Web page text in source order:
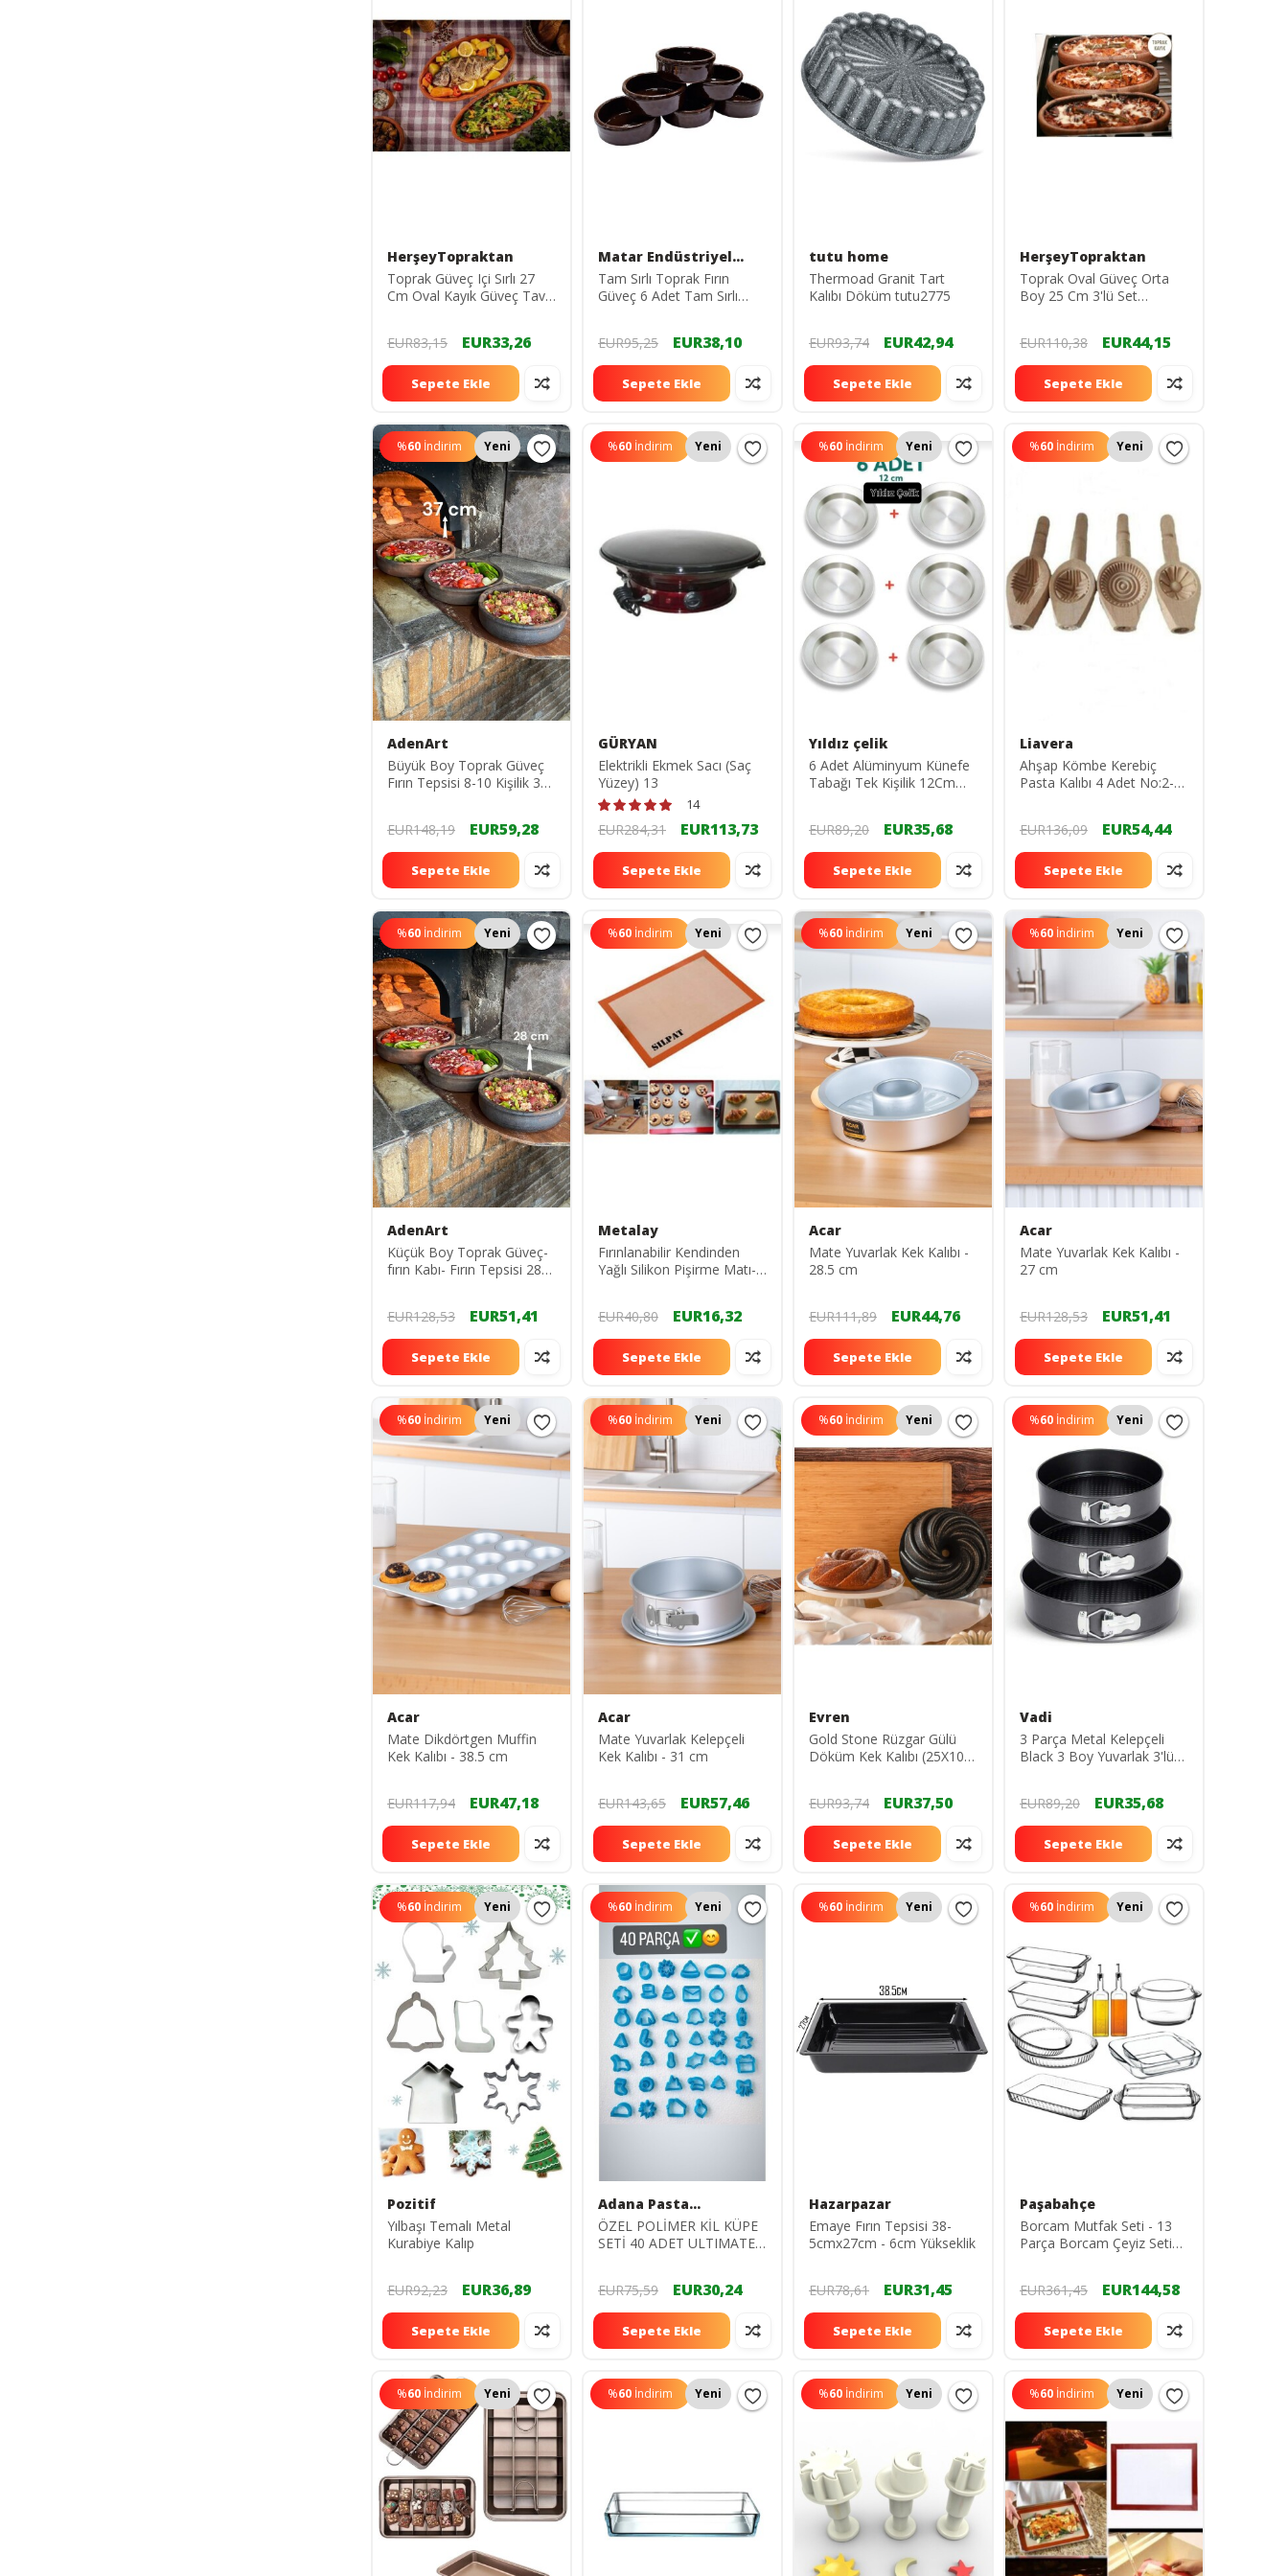
HerşeyTopraktan
Toprak Güveç Içi Sırlı 27
Cm Oval Kayık Güveç Tava
EUR83,15
EUR33,26
Sepete Ekle
Matar Endüstriyel
Mutfak Ekipmanları
Tam Sırlı Toprak Fırın
Güveç 6 Adet Tam Sırlı
EUR95,25
EUR38,10
Sepete Ekle
tutu home
Thermoad Granit Tart
Kalıbı Döküm tutu2775
EUR93,74 EUR42,94
Sepete Ekle
HerşeyTopraktan
Toprak Oval Güveç Orta
Boy 25 Cm 3'lü Set
EUR110,38
EUR44,15
Sepete Ekle
%60 İndirim Yeni
AdenArt
Büyük Boy Toprak Güveç
Fırın Tepsisi 8-10 Kişilik 37
EUR148,19
EUR59,28
Sepete Ekle
%60 İndirim Yeni
GÜRYAN
Elektrikli Ekmek Sacı (Saç
Yüzey) 13
14
EUR284,31 EUR113,73
Sepete Ekle
%60 İndirim Yeni
Yıldız çelik
6 Adet Alüminyum Künefe
Tabağı Tek Kişilik 12Cm
EUR89,20
EUR35,68
Sepete Ekle
%60 İndirim Yeni
Liavera
Ahşap Kömbe Kerebiç
Pasta Kalıbı 4 Adet No:2-3-
EUR136,09
EUR54,44
Sepete Ekle
%60 İndirim Yeni
AdenArt
Küçük Boy Toprak Güveç-
fırın Kabı- Fırın Tepsisi 28
EUR128,53
EUR51,41
Sepete Ekle
%60 İndirim Yeni
Metalay
Fırınlanabilir Kendinden
Yağlı Silikon Pişirme Matı-
EUR40,80 EUR16,32
Sepete Ekle
%60 İndirim Yeni
Acar
Mate Yuvarlak Kek Kalıbı -
28.5 cm
EUR111,89 EUR44,76
Sepete Ekle
%60 İndirim Yeni
Acar
Mate Yuvarlak Kek Kalıbı -
27 cm
EUR128,53 EUR51,41
Sepete Ekle
%60 İndirim Yeni
Acar
Mate Dikdörtgen Muffin
Kek Kalıbı - 38.5 cm
EUR117,94 EUR47,18
Sepete Ekle
%60 İndirim Yeni
Acar
Mate Yuvarlak Kelepçeli
Kek Kalıbı - 31 cm
EUR143,65 EUR57,46
Sepete Ekle
%60 İndirim Yeni
Evren
Gold Stone Rüzgar Gülü
Döküm Kek Kalıbı (25X10
EUR93,74
EUR37,50
Sepete Ekle
%60 İndirim Yeni
Vadi
3 Parça Metal Kelepçeli
Black 3 Boy Yuvarlak 3'lü
EUR89,20
EUR35,68
Sepete Ekle
%60 İndirim Yeni
Pozitif
Yılbaşı Temalı Metal
Kurabiye Kalıp
EUR92,23 EUR36,89
Sepete Ekle
%60 İndirim Yeni
Adana Pasta
Malzemeleri
ÖZEL POLİMER KİL KÜPE
SETİ 40 ADET ULTIMATE
EUR75,59
EUR30,24
Sepete Ekle
%60 İndirim Yeni
Hazarpazar
Emaye Fırın Tepsisi 38-
5cmx27cm - 6cm Yükseklik
EUR78,61 EUR31,45
Sepete Ekle
%60 İndirim Yeni
Paşabahçe
Borcam Mutfak Seti - 13
Parça Borcam Çeyiz Seti
EUR361,45
EUR144,58
Sepete Ekle
%60 İndirim Yeni %60 İndirim Yeni %60 İndirim Yeni %60 İndirim Yeni